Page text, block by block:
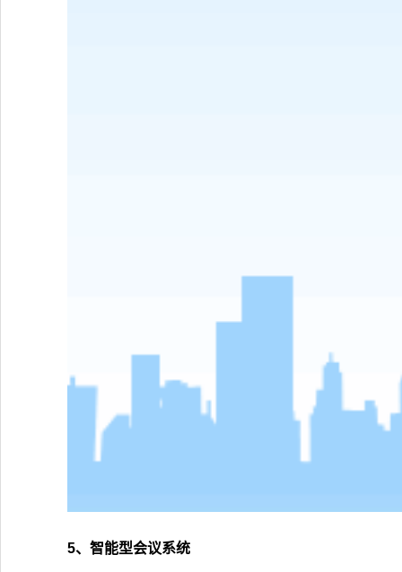
5、智能型会议系统